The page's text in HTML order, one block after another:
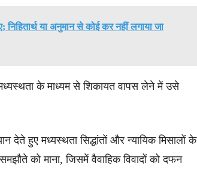
निहितार्थ या अनुमान से कोई कर नहीं लगाया जा
के माध्यम से शिकायत वापस लेने में उसे
देते हुए मध्यस्थता सिद्धांतों और न्यायिक मिसालों के
को माना, जिसमें वैवाहिक विवादों को दफन